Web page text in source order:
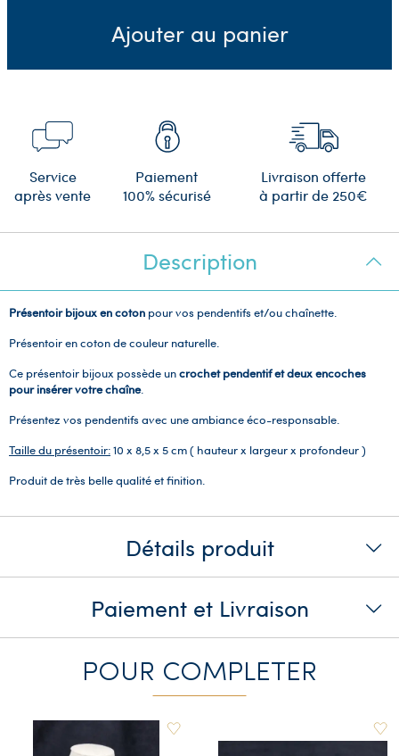
Ajouter au panier
Service
après vente
Paiement
100% sécurisé
Livraison offerte
à partir de 250€
Description
Présentoir bijoux en coton pour vos pendentifs et/ou chaînette.
Présentoir en coton de couleur naturelle.
Ce présentoir bijoux possède uncrochet pendentif et deux encoches
pour insérer votre chaîne.
Présentez vos pendentifs avec une ambiance éco-responsable.
Taille du présentoir:10 x 8,5 x 5 cm ( hauteur x largeur x profondeur )
Produit de très belle qualité et finition.
Détails produit
Paiement et Livraison
POUR COMPLETER